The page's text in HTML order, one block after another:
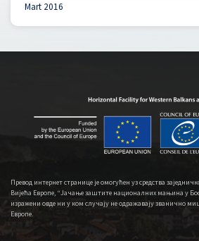
Mart 2016
Превод интернет странице је омогућен уз средства
Вијећа Европе, “Јачање заштите националних мањина у
изражени овде ни у ком случају не одражавају званично
Европе.